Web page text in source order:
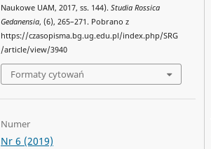
Naukowe UAM, 2017, ss. 144).Studia Rossica
Gedanensia, (6), 265–271. Pobrano z
https://czasopisma.bg.ug.edu.pl/index.php/SRG
/article/view/3940
Formaty cytowań
Numer
Nr 6 (2019)